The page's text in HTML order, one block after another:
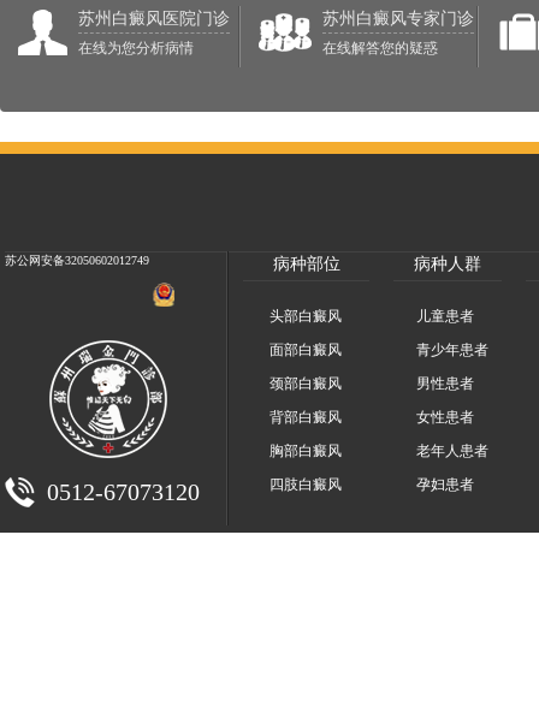
苏州白癜风医院门诊
在线为您分析病情
苏州白癜风专家门诊
在线解答您的疑惑
苏公网安备32050602012749
0512-67073120
病种部位 病种人群
头部白癜风
面部白癜风
颈部白癜风
背部白癜风
胸部白癜风
四肢白癜风
儿童患者
青少年患者
男性患者
女性患者
老年人患者
孕妇患者